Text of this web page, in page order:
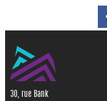
30, rue Bank